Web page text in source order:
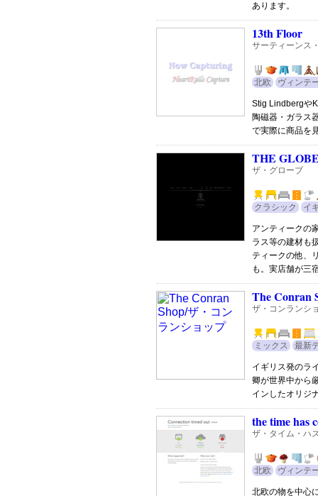
あります。
13th Floor
サーティーンス
北欧 ヴィンテ
Stig Lindbergや
陶磁器・ガラス
で実際に商品を
THE
ザ・グローブ
クラシック イ
アンティークの
ラス等の建材も
ティークの他、
も。実店舗が三
The Conran
ザ・コンランシ
ミックス 最新
イギリス発のラ
卿が世界中から
インしたオリジ
the time has
ザ・タイム・ハ
北欧 ヴィンテ
北欧の物を中心